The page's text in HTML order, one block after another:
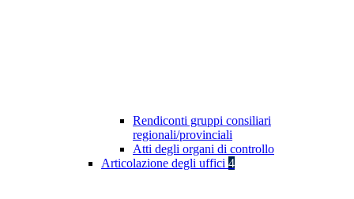
Rendiconti gruppi consiliari
regionali/provinciali
Atti degli organi di controllo
Articolazione degli uffici 4